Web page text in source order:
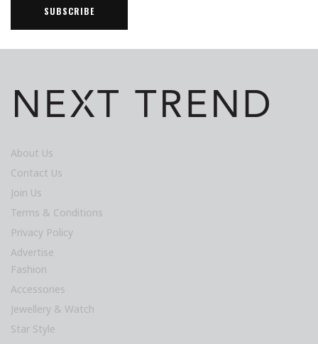
About Us
Contact Us
Join Us
Terms & Conditions
Privacy Policy
Advertise
Fashion
Accessories
Jewellery & Watch
Star Style